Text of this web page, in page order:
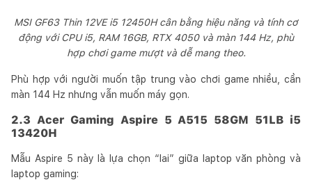
MSI GF63 Thin 12VE i5 12450H cân bằng hiệu năng và tính cơ
động với CPU i5, RAM 16GB, RTX 4050 và màn 144 Hz, phù
hợp chơi game mượt và dễ mang theo.
Phù hợp với người muốn tập trung vào chơi game nhiều, cần
màn 144 Hz nhưng vẫn muốn máy gọn.
2.3 Acer Gaming Aspire 5 A515 58GM 51LB i5
13420H
Mẫu Aspire 5 này là lựa chọn “lai” giữa laptop văn phòng và
laptop gaming: